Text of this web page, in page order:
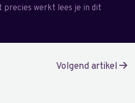
precies werkt lees je in dit
Volgend artikel